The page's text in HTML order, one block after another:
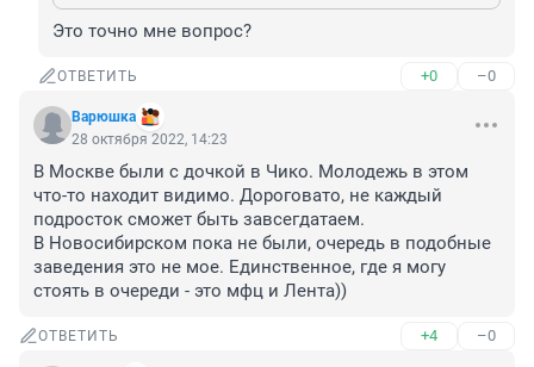
Это точно мне вопрос?
ОТВЕТИТЬ +0 –0
Варюшка
28 октября 2022, 14:23
В Москве были с дочкой в Чико. Молодежь в этом
что-то находит видимо. Дороговато, не каждый
подросток сможет быть завсегдатаем.
В Новосибирском пока не были, очередь в подобные
заведения это не мое. Единственное, где я могу
стоять в очереди - это мфц и Лента))
ОТВЕТИТЬ +4 –0